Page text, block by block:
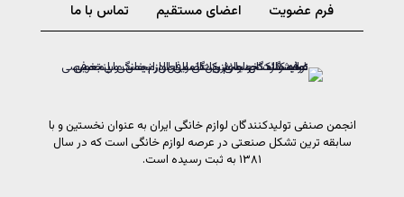
فرم عضویت اعضای مستقیم تماس با ما
انجمن صنفی تولیدکنندگان لوازم خانگی ایران به عنوان نخستین و با
سابقه ترین تشکل صنعتی در عرصه لوازم خانگی است که در سال
۱۳۸۱ به ثبت رسیده است.